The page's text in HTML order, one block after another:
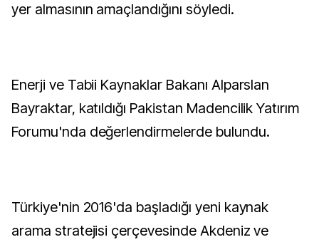
yer almasının amaçlandığını söyledi.
Enerji ve Tabii Kaynaklar Bakanı Alparslan
Bayraktar, katıldığı Pakistan Madencilik Yatırım
Forumu'nda değerlendirmelerde bulundu.
Türkiye'nin 2016'da başladığı yeni kaynak
arama stratejisi çerçevesinde Akdeniz ve